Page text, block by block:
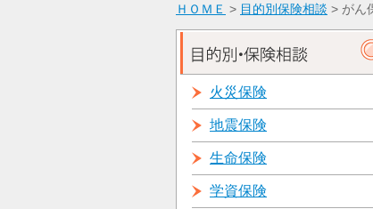
ＨＯＭＥ > 目的別保険相談 > がん
火災保険
地震保険
生命保険
学資保険